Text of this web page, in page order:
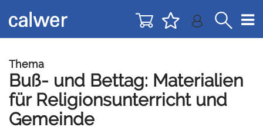
zur
Navigation
zum
Inhalt
Thema
Buß- und Bettag: Materialien
für Religionsunterricht und
Gemeinde